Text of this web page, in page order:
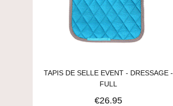
TAPIS DE SELLE EVENT - DRESSAGE -
FULL
€26.95